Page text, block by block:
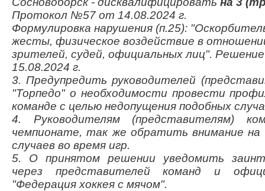
Протокол №57 от 14.08.2024 г.
Формулировка нарушения (п.25):
жесты, физическое воздействие в
зрителей, судей, официальных лиц". Решение
15.08.2024 г.
3. Предупредить руководителей
"Торпедо" о необходимости провести
команде с целью недопущения подобных
4. Руководителям (представителям)
чемпионате, так же обратить внимание на
случаев во время игр.
5. О принятом решении уведомить
через представителей команд и
"Федерация хоккея с мячом".